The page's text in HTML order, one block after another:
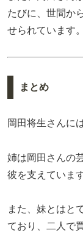
たびに、世間か
せられています。
まとめ
岡田将生さんには
姉は岡田さんの
彼を支えています
また、妹とはと
ており、二人で